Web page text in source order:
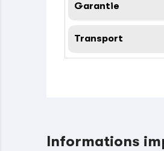
Garantie
Transport
Informations